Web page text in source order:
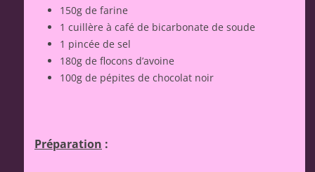
150g de farine
1 cuillère à café de bicarbonate de soude
1 pincée de sel
180g de flocons d’avoine
100g de pépites de chocolat noir
Préparation :